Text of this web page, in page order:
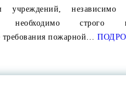
учреждений,
необходимо строго
требования пожарной…